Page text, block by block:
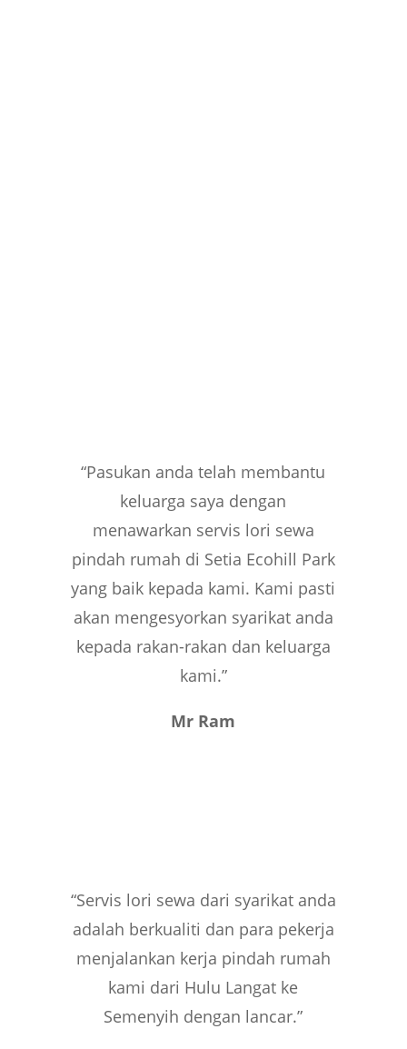
“Pasukan anda telah membantu
keluarga saya dengan
menawarkan servis lori sewa
pindah rumah di Setia Ecohill Park
yang baik kepada kami. Kami pasti
akan mengesyorkan syarikat anda
kepada rakan-rakan dan keluarga
kami.”
Mr Ram
“Servis lori sewa dari syarikat anda
adalah berkualiti dan para pekerja
menjalankan kerja pindah rumah
kami dari Hulu Langat ke
Semenyih dengan lancar.”